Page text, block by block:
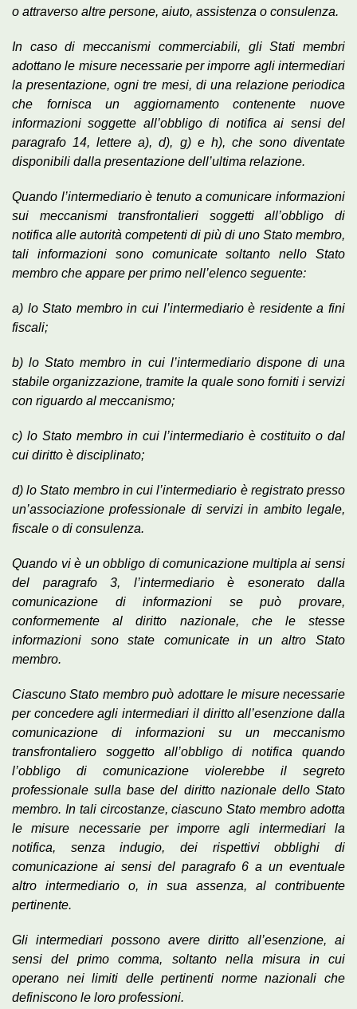
o attraverso altre persone, aiuto, assistenza o consulenza.
In caso di meccanismi commerciabili, gli Stati membri
adottano le misure necessarie per imporre agli intermediari
la presentazione, ogni tre mesi, di una relazione periodica
che fornisca un aggiornamento contenente nuove
informazioni soggette all’obbligo di notifica ai sensi del
paragrafo 14, lettere a), d), g) e h), che sono diventate
disponibili dalla presentazione dell’ultima relazione.
Quando l’intermediario è tenuto a comunicare informazioni
sui meccanismi transfrontalieri soggetti all’obbligo di
notifica alle autorità competenti di più di uno Stato membro,
tali informazioni sono comunicate soltanto nello Stato
membro che appare per primo nell’elenco seguente:
a) lo Stato membro in cui l’intermediario è residente a fini
fiscali;
b) lo Stato membro in cui l’intermediario dispone di una
stabile organizzazione, tramite la quale sono forniti i servizi
con riguardo al meccanismo;
c) lo Stato membro in cui l’intermediario è costituito o dal
cui diritto è disciplinato;
d) lo Stato membro in cui l’intermediario è registrato presso
un’associazione professionale di servizi in ambito legale,
fiscale o di consulenza.
Quando vi è un obbligo di comunicazione multipla ai sensi
del paragrafo 3, l’intermediario è esonerato dalla
comunicazione di informazioni se può provare,
conformemente al diritto nazionale, che le stesse
informazioni sono state comunicate in un altro Stato
membro.
Ciascuno Stato membro può adottare le misure necessarie
per concedere agli intermediari il diritto all’esenzione dalla
comunicazione di informazioni su un meccanismo
transfrontaliero soggetto all’obbligo di notifica quando
l’obbligo di comunicazione violerebbe il segreto
professionale sulla base del diritto nazionale dello Stato
membro. In tali circostanze, ciascuno Stato membro adotta
le misure necessarie per imporre agli intermediari la
notifica, senza indugio, dei rispettivi obblighi di
comunicazione ai sensi del paragrafo 6 a un eventuale
altro intermediario o, in sua assenza, al contribuente
pertinente.
Gli intermediari possono avere diritto all’esenzione, ai
sensi del primo comma, soltanto nella misura in cui
operano nei limiti delle pertinenti norme nazionali che
definiscono le loro professioni.